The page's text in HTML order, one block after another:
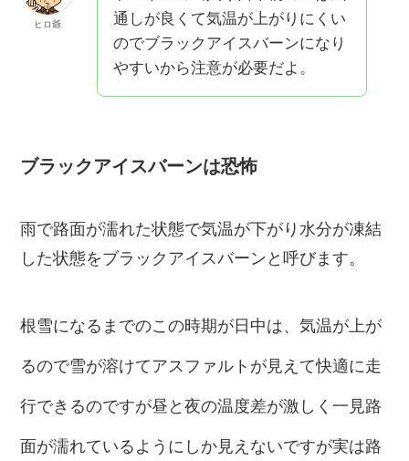
ヒロ爺
通しが良くて気温が上がりにくい
のでブラックアイスバーンになり
やすいから注意が必要だよ。
ブラックアイスバーンは恐怖
雨で路面が濡れた状態で気温が下がり水分が凍結
した状態をブラックアイスバーンと呼びます。
根雪になるまでのこの時期が日中は、気温が上が
るので雪が溶けてアスファルトが見えて快適に走
行できるのですが昼と夜の温度差が激しく一見路
面が濡れているようにしか見えないですが実は路